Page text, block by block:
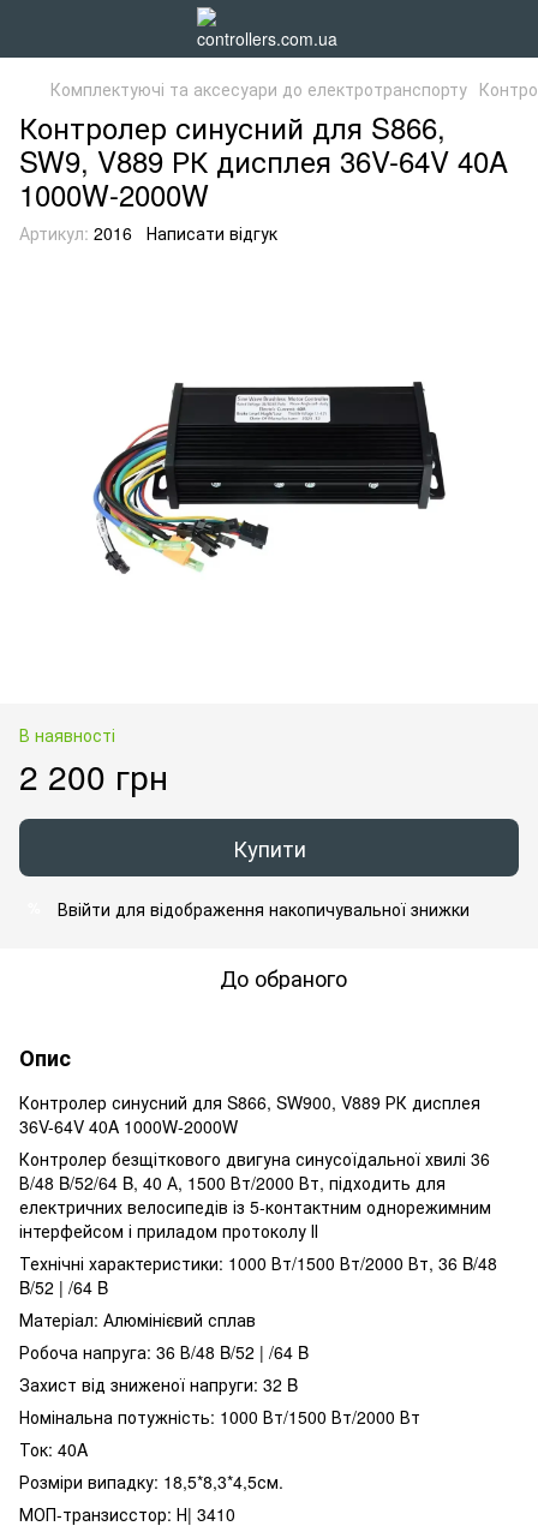
Комплектуючі та аксесуари до електротранспорту
Контролер синусний для S866,
SW9, V889 РК дисплея 36V-64V 40A
1000W-2000W
Артикул: 2016 Написати відгук
В наявності
2 200 грн
Купити
Ввійти для відображення накопичувальної знижки
До обраного
Опис
Контролер синусний для S866, SW900, V889 РК дисплея
36V-64V 40A 1000W-2000W
Контролер безщіткового двигуна синусоїдальної хвилі 36
В/48 B/52/64 B, 40 А, 1500 Вт/2000 Вт, підходить для
електричних велосипедів із 5-контактним однорежимним
інтерфейсом і приладом протоколу ІІ
Технічні характеристики: 1000 Вт/1500 Вт/2000 Вт, 36 B/48
B/52 | /64 B
Матеріал: Алюмінієвий сплав
Робоча напруга: 36 В/48 B/52 | /64 B
Захист від зниженої напруги: 32 B
Номінальна потужність: 1000 Вт/1500 Вт/2000 Вт
Ток: 40Α
Розміри випадку: 18,5*8,3*4,5см.
МОП-транзисстор: Н| 3410